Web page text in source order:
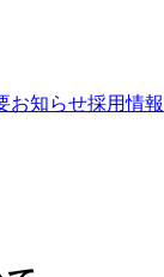
お知らせ採用情報